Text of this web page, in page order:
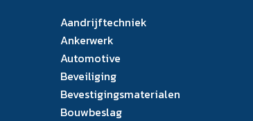
Aandrijftechniek
Ankerwerk
Automotive
Beveiliging
Bevestigingsmaterialen
Bouwbeslag